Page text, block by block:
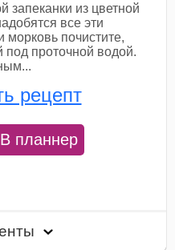
запеканки из цветной
все эти
морковь почистите,
под проточной водой.
рецепт
В планнер